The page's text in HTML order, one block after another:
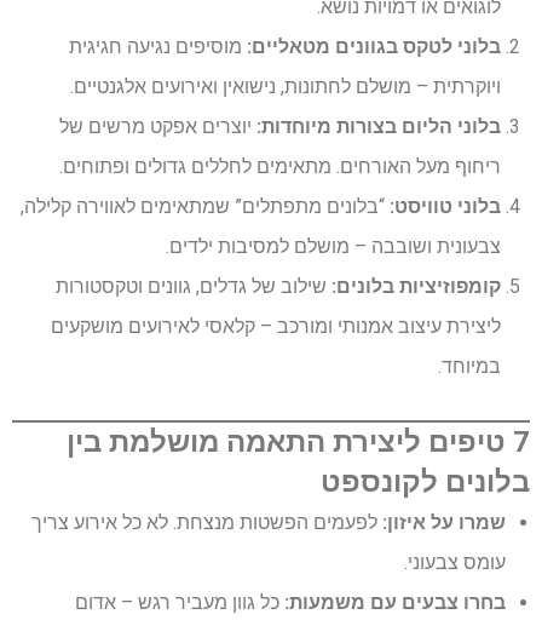
לוגואים או דמויות נושא.
בלוני לטקס בגוונים מטאליים: מוסיפים נגיעה חגיגית
ויוקרתית – מושלם לחתונות, נישואין ואירועים אלגנטיים.
בלוני הליום בצורות מיוחדות: יוצרים אפקט מרשים של
ריחוף מעל האורחים. מתאימים לחללים גדולים ופתוחים.
בלוני טוויסט: “בלונים מתפתלים” שמתאימים לאווירה קלילה,
צבעונית ושובבה – מושלם למסיבות ילדים.
קומפוזיציות בלונים: שילוב של גדלים, גוונים וטקסטורות
ליצירת עיצוב אמנותי ומורכב – קלאסי לאירועים מושקעים
במיוחד.
7 טיפים ליצירת התאמה מושלמת בין
בלונים לקונספט
שמרו על איזון: לפעמים הפשטות מנצחת. לא כל אירוע צריך
עומס צבעוני.
בחרו צבעים עם משמעות: כל גוון מעביר רגש – אדום